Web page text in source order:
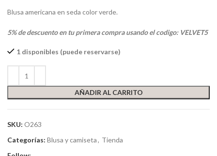
Blusa americana en seda color verde.
5% de descuento en tu primera compra usando el codigo: VELVET5
1 disponibles (puede reservarse)
AÑADIR AL CARRITO
SKU: O263
Categorías: Blusa y camiseta, Tienda